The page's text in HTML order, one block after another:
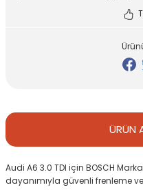
ÜRÜN
Audi A6 3.0 TDI için BOSCH
dayanımıyla güvenli frenleme